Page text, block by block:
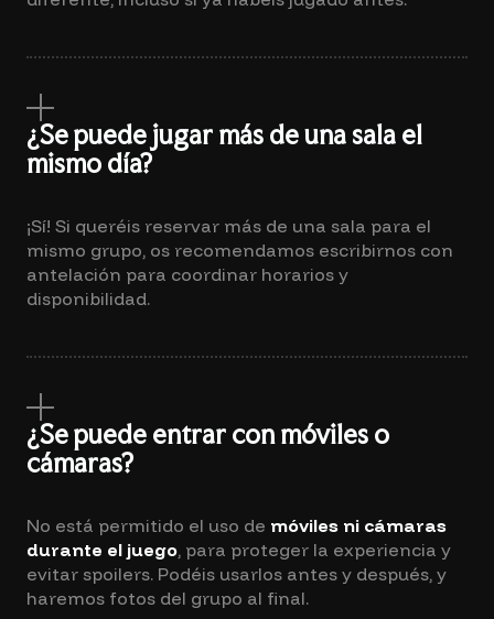
¿Se puede jugar más de una sala el
mismo día?
¡Sí! Si queréis reservar más de una sala para el
mismo grupo, os recomendamos escribirnos con
antelación para coordinar horarios y
disponibilidad.
¿Se puede entrar con móviles o
cámaras?
No está permitido el uso de móviles ni cámaras
durante el juego, para proteger la experiencia y
evitar spoilers. Podéis usarlos antes y después, y
haremos fotos del grupo al final.